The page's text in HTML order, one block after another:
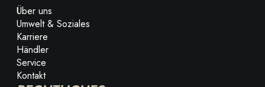
Über uns
Umwelt & Soziales
Karriere
Händler
Service
Kontakt